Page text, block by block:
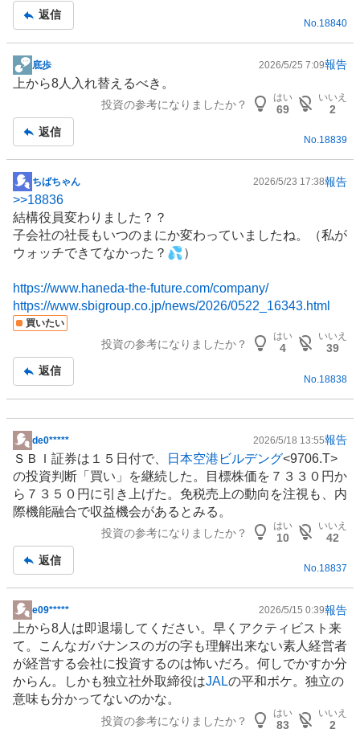
返信
No. 18840
掲
示
事
底歩 2026/5/25 7:09報告
上から8人入れ替えるべき。
投資の参考になりましたか？
はい
69
いいえ
2
返信
No.18839
掲
示
板
記
事
ちばちゃん 2026/5/23 17:38報告
>>18836
結構役員変わりました？？
子会社の社長もいつのまにか変わっていましたね。（私が
ウォッチできてなかった？💦）
https://www.haneda-the-future.com/company/
https://www.sbigroup.co.jp/news/2026/0522_16343.html
買いたい
投資の参考になりましたか？
はい
4
いいえ
39
返信
No. 18838
掲
示
板
記
事
de0***** 2026/5/18 13:55報告
ＳＢＩ 証券は１５日付で、 日本空港ビルデング<9706.T>
の投資判断「買い」を継続した。目標株価を７３３０円か
ら７３５０円に引き上げた。免税売上の動向を注視も、内
際機能融合で収益機会があるとみる。
投資の参考になりましたか？
はい
10
いいえ
42
返信
No.18837
掲
示
板
記
事
e09***** 2026/5/15 0:39報告
上から8人は即退場してください。早くアクティビスト来
て。こんなガバナンスのガの字も理解出来ない素人経営者
が経営する会社に投資するのは怖いだろ。何しでかすか分
からん。しかも独立社外取締役はJALの平和ボケ。独立の
意味も分かってないのかな。
投資の参考になりましたか？
はい
83
いいえ
2